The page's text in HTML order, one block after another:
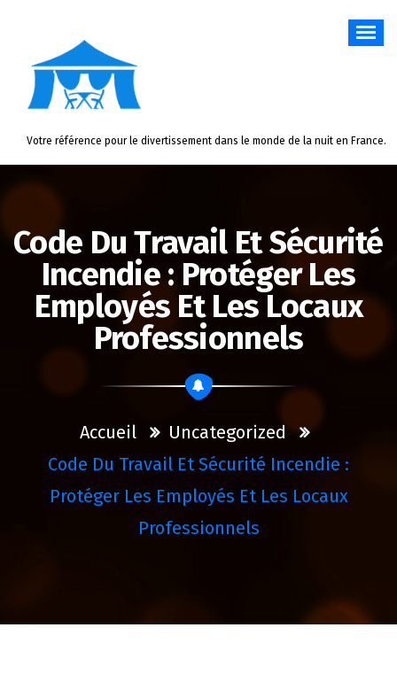
Votre référence pour le divertissement dans le monde de la nuit en France.
Code Du Travail Et Sécurité
Incendie : Protéger Les
Employés Et Les Locaux
Professionnels
Accueil
Uncategorized
Code Du Travail Et Sécurité Incendie :
Protéger Les Employés Et Les Locaux
Professionnels